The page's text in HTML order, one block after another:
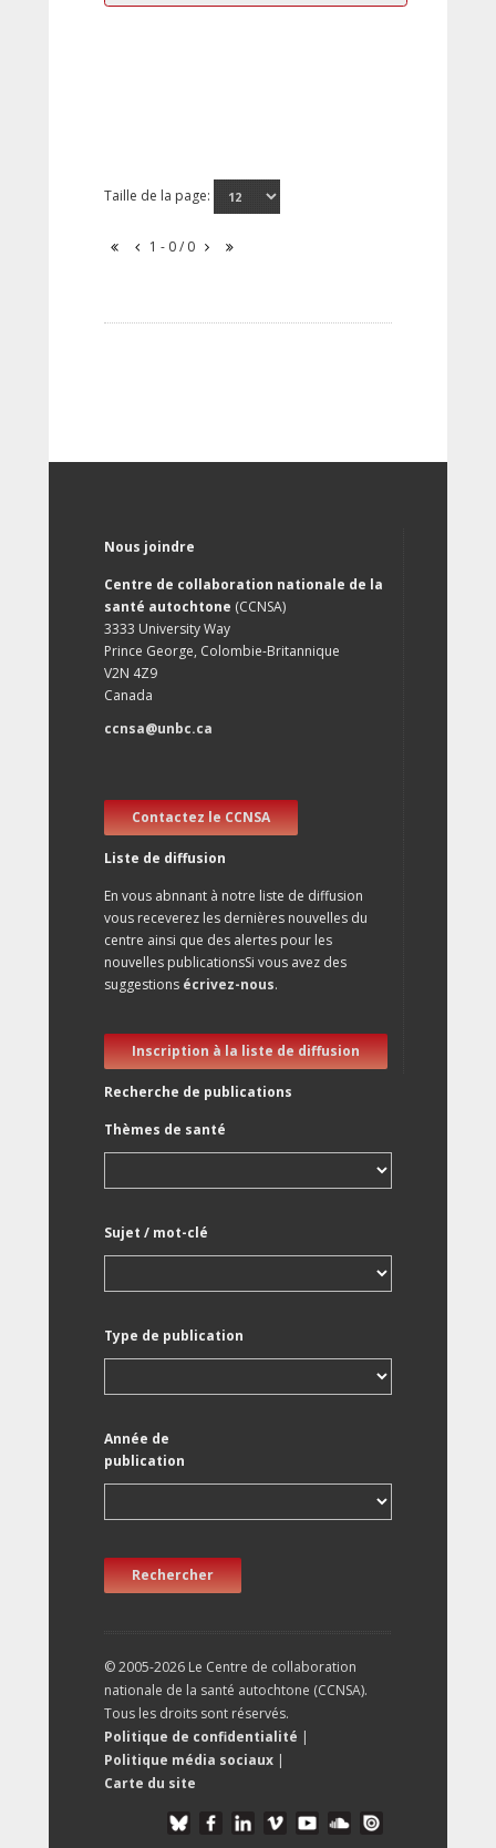
Taille de la page:
1 - 0 / 0
Nous joindre
Centre de collaboration nationale de la
santé autochtone (CCNSA)
3333 University Way
Prince George, Colombie-Britannique
V2N 4Z9
Canada
ccnsa@unbc.ca
Contactez le CCNSA
Liste de diffusion
En vous abnnant à notre liste de diffusion
vous receverez les dernières nouvelles du
centre ainsi que des alertes pour les
nouvelles publicationsSi vous avez des
suggestions écrivez-nous.
Inscription à la liste de diffusion
Recherche de publications
Thèmes de santé
Sujet / mot-clé
Type de publication
Année de
publication
Rechercher
© 2005-2026 Le Centre de collaboration
nationale de la santé autochtone (CCNSA).
Tous les droits sont réservés.
Politique de confidentialité |
Politique média sociaux |
Carte du site